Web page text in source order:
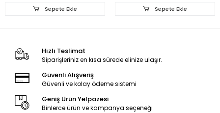
Sepete Ekle Sepete Ekle
Hızlı Teslimat
Siparişleriniz en kısa sürede elinize ulaşır.
Güvenli Alışveriş
Güvenli ve kolay ödeme sistemi
Geniş Ürün Yelpazesi
Binlerce ürün ve kampanya seçeneği